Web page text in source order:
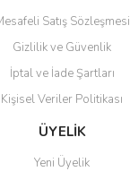
Gönder
Satış Sözleşmesi
Gizlilik ve Güvenlik
İptal ve İade Şartları
Kişisel Veriler Politikası
ÜYELİK
Yeni Üyelik